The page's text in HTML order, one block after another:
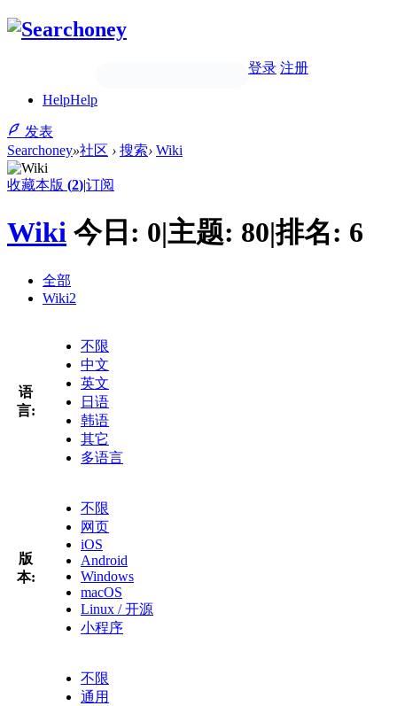
登录 注册
HelpHelp
发表
Searchoney»社区 › 搜索› Wiki
收藏本版 (2)|订阅
Wiki 今日: 0|主题: 80|排名: 6
全部
Wiki2
语
言:
不限
中文
英文
日语
韩语
其它
多语言
版
本:
不限
网页
iOS
Android
Windows
macOS
Linux / 开源
小程序
不限
通用